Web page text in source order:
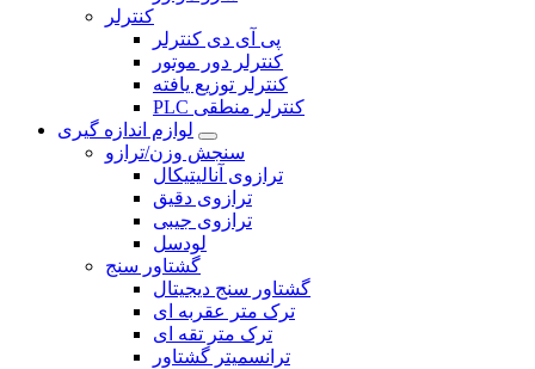
كنترلر
پی آی دی کنترلر
کنترلر دور موتور
کنترلر توزیع یافته
PLC کنترلر منطقی
لوازم اندازه گیری
سنجش وزن/ترازو
ترازوی آنالیتیکال
ترازوی دقیق
ترازوی جیبی
لودسل
گشتاور سنج
گشتاور سنج دیجیتال
ترک متر عقربه ای
ترک متر تقه ای
ترانسمیتر گشتاور